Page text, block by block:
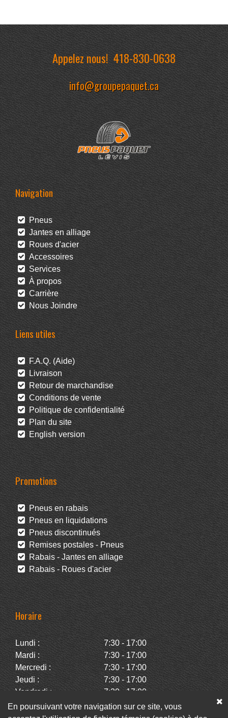
Appelez nous!418-830-0638
info@groupepaquet.ca
Navigation
Pneus
Jantes en alliage
Roues d'acier
Accessoires
Services
À propos
Carrière
Nous Joindre
Liens utiles
F.A.Q. (Aide)
Livraison
Retour de marchandise
Conditions de vente
Politique de confidentialité
Plan du site
English version
Promotions
Pneus en rabais
Pneus en liquidations
Pneus discontinués
Remises postales - Pneus
Rabais - Jantes en alliage
Rabais - Roues d'acier
Horaire
Lundi :
7:30 - 17:00
Mardi :
7:30 - 17:00
Mercredi :
7:30 - 17:00
Jeudi :
7:30 - 17:00
Vendredi :
7:30 - 17:00
Samedi :
Fermé
Dimanche :
Fermé
En poursuivant votre navigation sur ce site, vous